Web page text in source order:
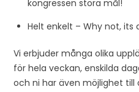
kongressen stora mål!
Helt enkelt – Why not, its
Vi erbjuder många olika
för hela veckan, enskilda
och ni har även möjlighet